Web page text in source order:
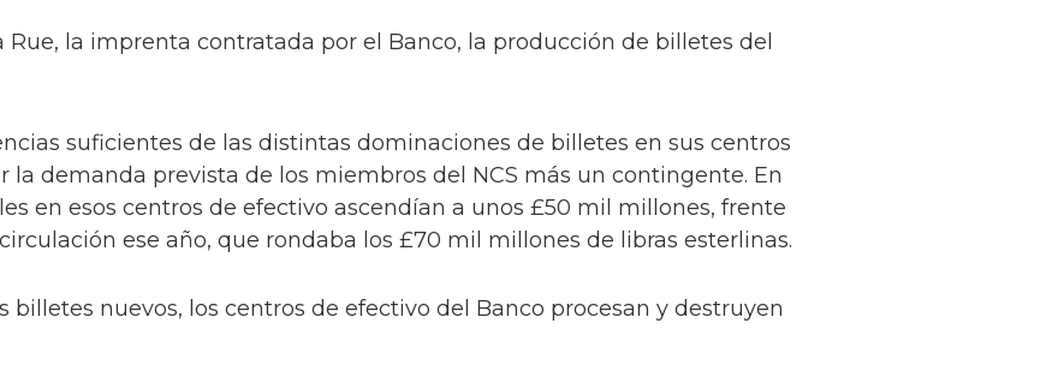
Rue, la imprenta contratada por el Banco, la producción de billetes del
suficientes de las distintas dominaciones de billetes en sus centros
la demanda prevista de los miembros del NCS más un contingente. En
en esos centros de efectivo ascendían a unos £50 mil millones, frente
ese año, que rondaba los £70 mil millones de libras esterlinas.
billetes nuevos, los centros de efectivo del Banco procesan y destruyen